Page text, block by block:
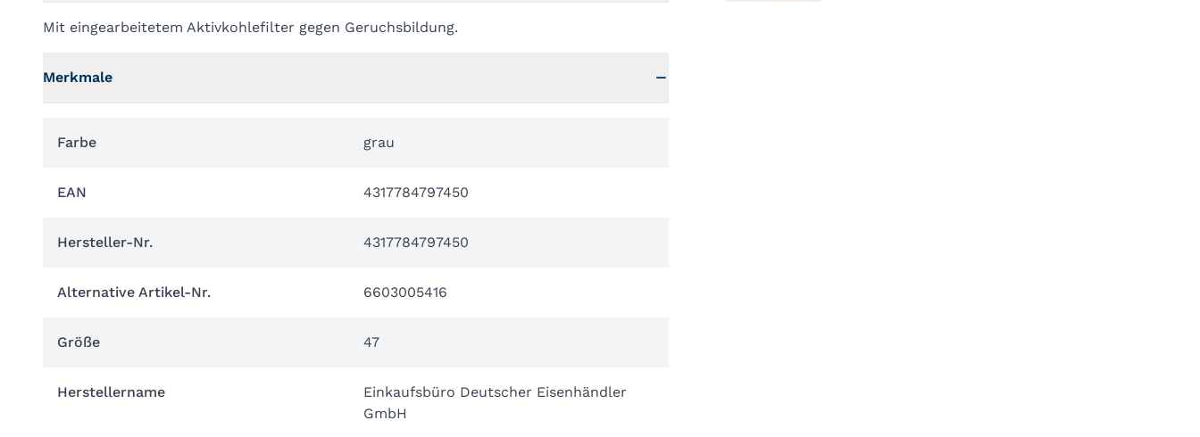
Mit eingearbeitetem Aktivkohlefilter gegen Geruchsbildung.
Merkmale
Farbe grau
EAN 4317784797450
Hersteller-Nr. 4317784797450
Alternative Artikel-Nr. 6603005416
Größe 47
Herstellername
Einkaufsbüro Deutscher Eisenhändler
GmbH